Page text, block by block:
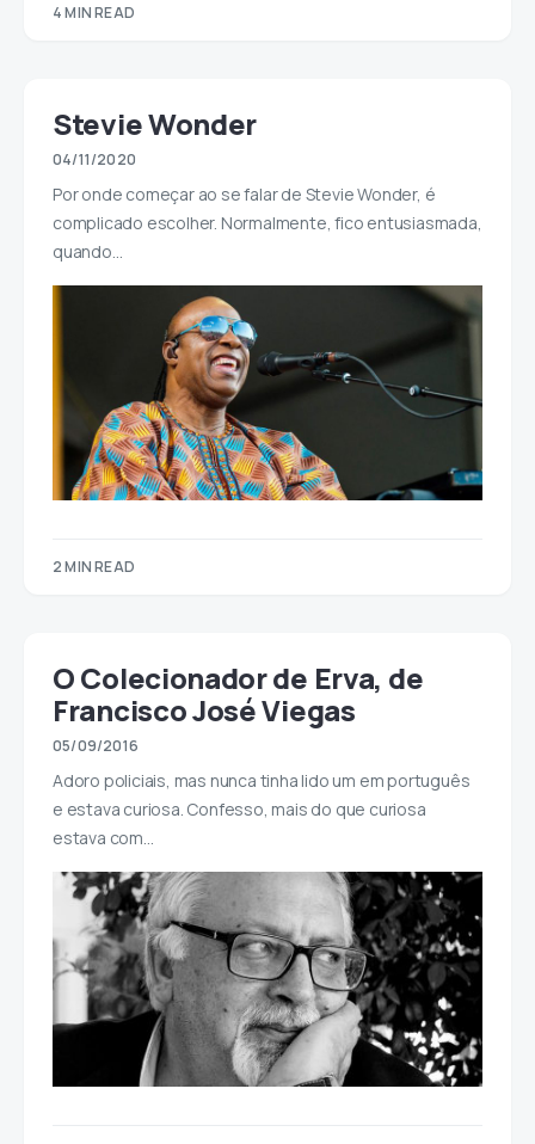
4 MIN READ
Stevie Wonder
04/11/2020
Por onde começar ao se falar de Stevie Wonder, é
complicado escolher. Normalmente, fico entusiasmada,
quando…
2 MIN READ
O Colecionador de Erva, de
Francisco José Viegas
05/09/2016
Adoro policiais, mas nunca tinha lido um em português
e estava curiosa. Confesso, mais do que curiosa
estava com…